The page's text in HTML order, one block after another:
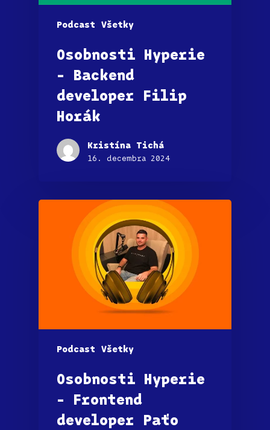
Podcast Všetky
Osobnosti Hyperie
– Backend
developer Filip
Horák
Kristína Tichá
16. decembra 2024
Podcast Všetky
Osobnosti Hyperie
– Frontend
developer Paťo